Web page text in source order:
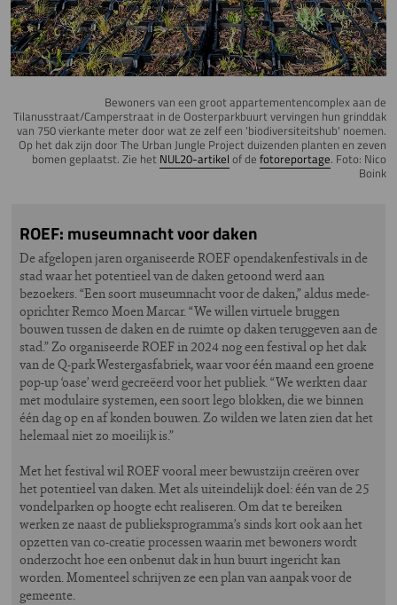
Bewoners van een groot appartementencomplex aan de
Tilanusstraat/Camperstraat in de Oosterparkbuurt vervingen hun grinddak
van 750 vierkante meter door wat ze zelf een 'biodiversiteitshub' noemen.
Op het dak zijn door The Urban Jungle Project duizenden planten en zeven
bomen geplaatst. Zie het NUL20-artikel of de fotoreportage. Foto: Nico
Boink
ROEF: museumnacht voor daken
De afgelopen jaren organiseerde ROEF opendakenfestivals in de
stad waar het potentieel van de daken getoond werd aan
bezoekers. “Een soort museumnacht voor de daken,” aldus mede-
oprichter Remco Moen Marcar. “We willen virtuele bruggen
bouwen tussen de daken en de ruimte op daken teruggeven aan de
stad.” Zo organiseerde ROEF in 2024 nog een festival op het dak
van de Q-park Westergasfabriek, waar voor één maand een groene
pop-up ‘oase’ werd gecreëerd voor het publiek. “We werkten daar
met modulaire systemen, een soort lego blokken, die we binnen
één dag op en af konden bouwen. Zo wilden we laten zien dat het
helemaal niet zo moeilijk is.”
Met het festival wil ROEF vooral meer bewustzijn creëren over
het potentieel van daken. Met als uiteindelijk doel: één van de 25
vondelparken op hoogte echt realiseren. Om dat te bereiken
werken ze naast de publieksprogramma’s sinds kort ook aan het
opzetten van co-creatie processen waarin met bewoners wordt
onderzocht hoe een onbenut dak in hun buurt ingericht kan
worden. Momenteel schrijven ze een plan van aanpak voor de
gemeente.